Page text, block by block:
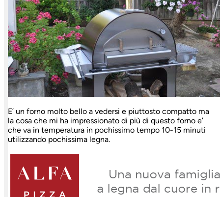
E’ un forno molto bello a vedersi e piuttosto compatto ma
la cosa che mi ha impressionato di più di questo forno e’
che va in temperatura in pochissimo tempo 10-15 minuti
utilizzando pochissima legna.